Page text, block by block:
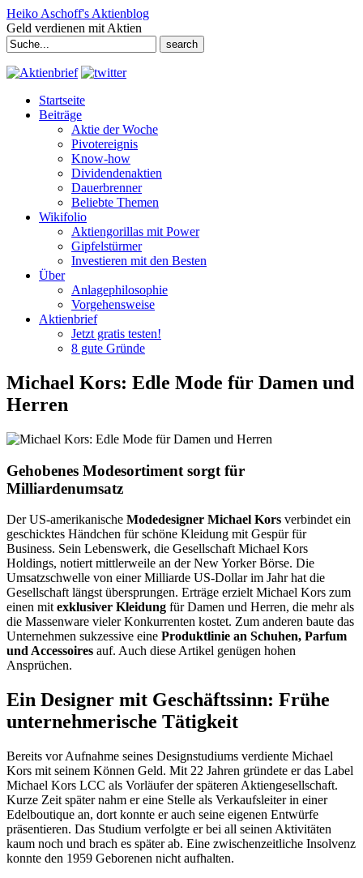
Heiko Aschoff's Aktienblog
Geld verdienen mit Aktien
Search
for:
Startseite
Beiträge
Aktie der Woche
Pivotereignis
Know-how
Dividendenaktien
Dauerbrenner
Beliebte Themen
Wikifolio
Aktiengorillas mit Power
Gipfelstürmer
Investieren mit den Besten
Über
Anlagephilosophie
Vorgehensweise
Aktienbrief
Jetzt gratis testen!
8 gute Gründe
Michael Kors: Edle Mode für Damen und
Herren
Gehobenes Modesortiment sorgt für
Milliardenumsatz
Der US-amerikanische Modedesigner Michael Kors verbindet ein
geschicktes Händchen für schöne Kleidung mit Gespür für
Business. Sein Lebenswerk, die Gesellschaft Michael Kors
Holdings, notiert mittlerweile an der New Yorker Börse. Die
Umsatzschwelle von einer Milliarde US-Dollar im Jahr hat die
Gesellschaft längst übersprungen. Erträge erzielt Michael Kors zum
einen mit exklusiver Kleidung für Damen und Herren, die mehr als
die Massenware vieler Konkurrenten kostet. Zum anderen baute das
Unternehmen sukzessive eine Produktlinie an Schuhen, Parfum
und Accessoires auf. Auch diese Artikel genügen hohen
Ansprüchen.
Ein Designer mit Geschäftssinn: Frühe
unternehmerische Tätigkeit
Bereits vor Aufnahme seines Designstudiums verdiente Michael
Kors mit seinem Können Geld. Mit 22 Jahren gründete er das Label
Michael Kors LCC als Vorläufer der späteren Aktiengesellschaft.
Kurze Zeit später nahm er eine Stelle als Verkaufsleiter in einer
Edelboutique an, dort konnte er auch seine eigenen Entwürfe
präsentieren. Das Studium verfolgte er bei all seinen Aktivitäten
kaum noch und brach es später ab. Eine zwischenzeitliche Insolvenz
konnte den 1959 Geborenen nicht aufhalten.